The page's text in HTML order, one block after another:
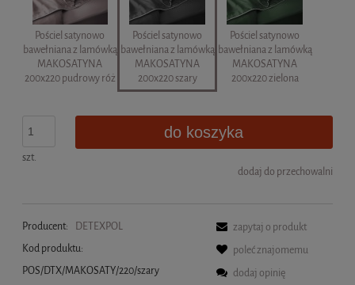
Pościel satynowo
bawełniana z lamówką
MAKOSATYNA
200x220 pudrowy róż
Pościel satynowo
bawełniana z lamówką
MAKOSATYNA
200x220 szary
Pościel satynowo
bawełniana z lamówką
MAKOSATYNA
200x220 zielona
szt.
do koszyka
dodaj do przechowalni
Producent:
DETEXPOL
Kod produktu:
POS/DTX/MAKOSATY/220/szary
zapytaj o produkt
poleć znajomemu
dodaj opinię